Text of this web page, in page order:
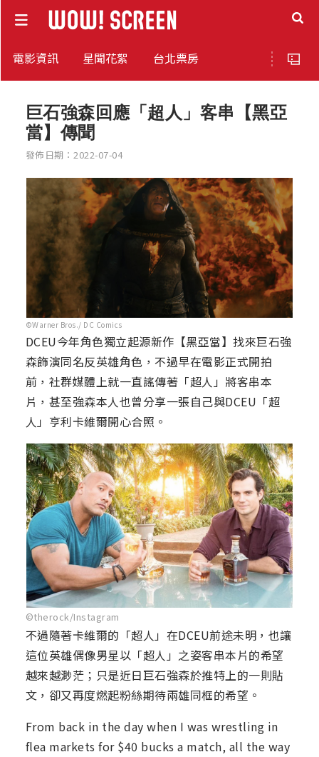
電影資訊 星聞花絮 台北票房
巨石強森回應「超人」客串【黑亞
當】傳聞
發佈日期：2022-07-04
©Warner Bros./ DC Comics
DCEU今年角色獨立起源新作【黑亞當】找來巨石強
森飾演同名反英雄角色，不過早在電影正式開拍
前，社群媒體上就一直謠傳著「超人」將客串本
片，甚至強森本人也曾分享一張自己與DCEU「超
人」亨利卡維爾開心合照。
©therock/Instagram
不過隨著卡維爾的「超人」在DCEU前途未明，也讓
這位英雄偶像男星以「超人」之姿客串本片的希望
越來越渺茫；只是近日巨石強森於推特上的一則貼
文，卻又再度燃起粉絲期待兩雄同框的希望。
From back in the day when I was wrestling in
flea markets for $40 bucks a match, all the way